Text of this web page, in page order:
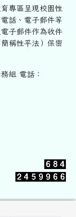
專區呈現校園性
話、電子郵件等
子郵件作為收件
簡稱性平法）保密
組 電話：